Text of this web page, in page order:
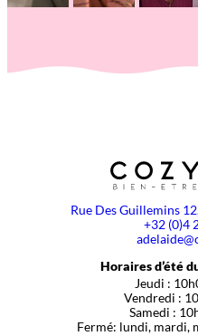
Rue Des Guillemins
+32 (0)4
Horaires d’été
Jeudi :
Vendredi :
Samedi :
Fermé: lundi, mardi,